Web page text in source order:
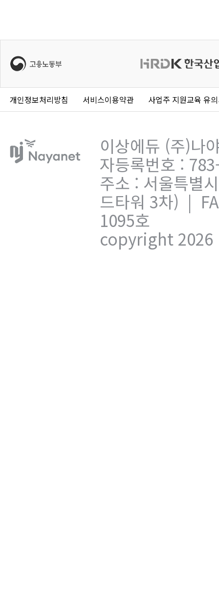
개인정보처리방침 서비스이용약관 사업주 지원교육 유
이상에듀 (주)
자등록번호 :
주소 : 서울특별
드타워 3차) |
1095호
copyright